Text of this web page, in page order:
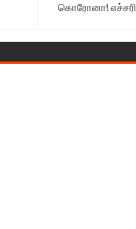
கொரோனா!